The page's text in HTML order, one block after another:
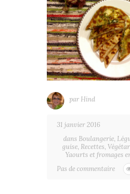
par Hind
31 janvier 2016
dans Boulangerie,
guise, Recettes,
Yaourts et fromages
Pas de commentaire